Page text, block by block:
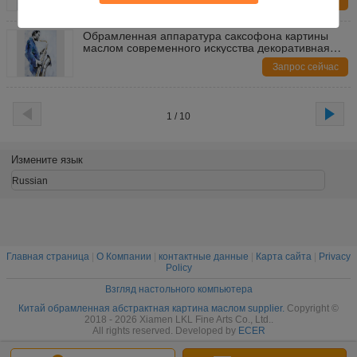
Обрамленная аппаратура саксофона картины
маслом современного искусства декоративная
Запрос сейчас
1 / 10
Измените язык
Russian
Главная страница О Компании контактные данные Карта сайта
Privacy
Policy
Взгляд настольного компьютера
Китай обрамленная абстрактная картина маслом supplier. Copyright ©
2018 - 2026 Xiamen LKL Fine Arts Co., Ltd..
All rights reserved. Developed by ECER